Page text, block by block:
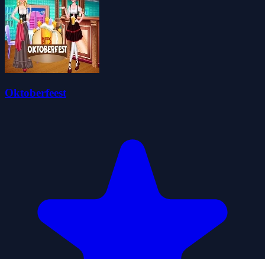
Oktoberfeest